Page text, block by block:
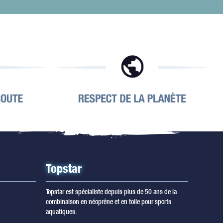
Topstar
Topstar est spécialiste depuis plus de 50 ans de la
combinaison en néoprène et en toile pour sports
aquatiques.